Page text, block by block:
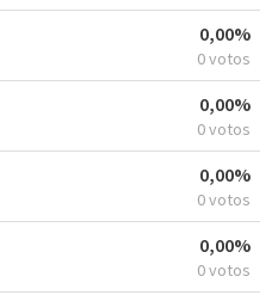
0,00%
0 votos
0,00%
0 votos
0,00%
0 votos
0,00%
0 votos